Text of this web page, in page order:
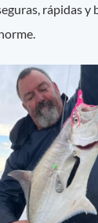
rápidas y